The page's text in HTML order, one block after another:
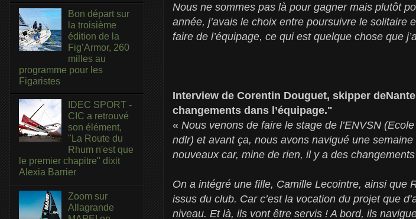
Nous ne sommes pas là pour gagner mais plutôt
année, j’avais le choix entre poursuivre le solitaire
faire de l’équipage, ce qui est quelque chose que
Interview de Corentin Douguet, skipper
changements dans l’équipage."
« Nous venons de faire le stage de l’ENVSN
ndlr) et avant ça, nous avons navigué une
nouveaux car, mine de rien, il y a des changements
On a intégré une fille, Camille Lecointre, ainsi que
issus du club. Car c’est la vocation du projet que
niveau. Et là, ils vont être servis ! A bord, ils
Bon départ sur
la troisième
édition de la
Fig’Armor, 260
milles au
programme pour les
Figaristes
IDEC SPORT -
CIC a retrouvé
son élément,
"La Route du
Rhum n'est que
le premier chapitre" dixit
Alexia Barrier
Zoom sur
Allagrande